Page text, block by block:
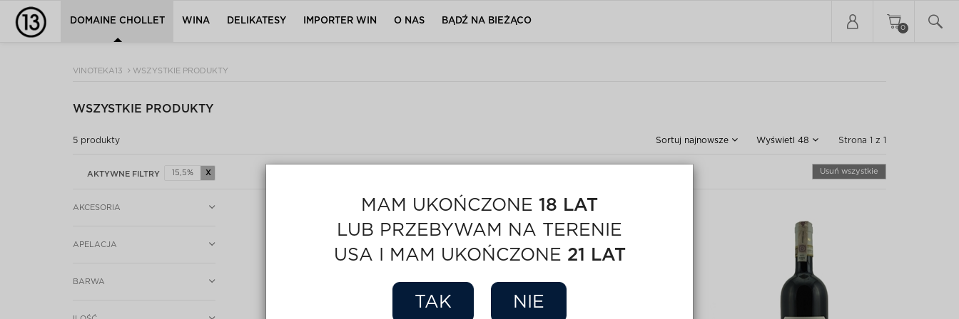
0
DOMAINE CHOLLET WINA DELIKATESY IMPORTER WIN O NAS BĄDŹ NA BIEŻĄCO
VINOTEKA13 WSZYSTKIE PRODUKTY
WSZYSTKIE PRODUKTY
5 produkty Sortuj najnowsze Wyświetl 48 Strona 1 z 1
AKTYWNE FILTRY 15,5% X Usuń wszystkie
AKCESORIA
APELACJA
BARWA
MAM UKOŃCZONE 18 LAT
LUB PRZEBYWAM NA TERENIE
USA I MAM UKOŃCZONE 21 LAT
TAK NIE